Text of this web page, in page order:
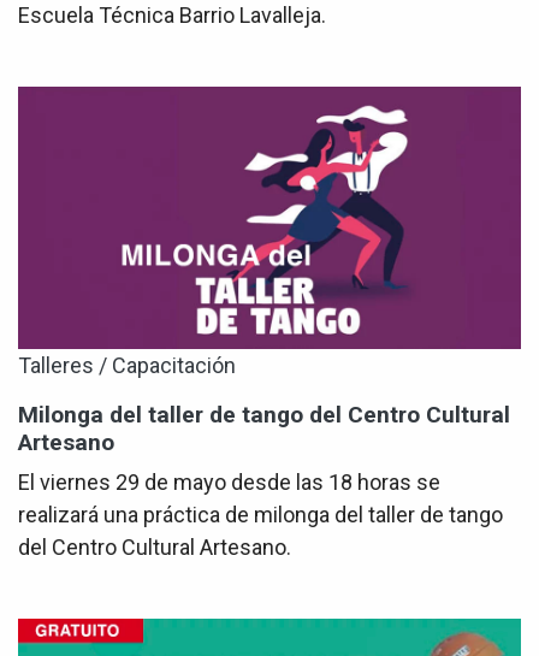
Escuela Técnica Barrio Lavalleja.
Talleres / Capacitación
Milonga del taller de tango del Centro Cultural
Artesano
El viernes 29 de mayo desde las 18 horas se
realizará una práctica de milonga del taller de tango
del Centro Cultural Artesano.